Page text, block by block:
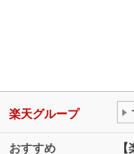
楽天グループ
おすすめ